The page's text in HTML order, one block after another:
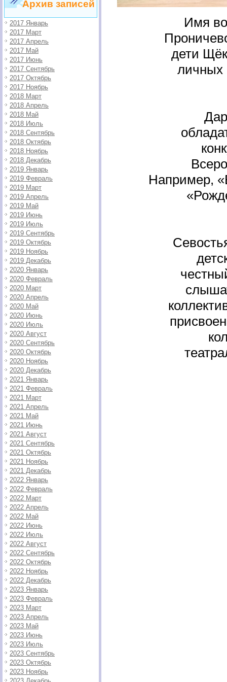
Архив записей
2017 Январь
2017 Март
2017 Апрель
2017 Май
2017 Июнь
2017 Сентябрь
2017 Октябрь
2017 Ноябрь
2018 Март
2018 Апрель
2018 Май
2018 Июль
2018 Сентябрь
2018 Октябрь
2018 Ноябрь
2018 Декабрь
2019 Январь
2019 Февраль
2019 Март
2019 Апрель
2019 Май
2019 Июнь
2019 Июль
2019 Сентябрь
2019 Октябрь
2019 Ноябрь
2019 Декабрь
2020 Январь
2020 Февраль
2020 Март
2020 Апрель
2020 Май
2020 Июнь
2020 Июль
2020 Август
2020 Сентябрь
2020 Октябрь
2020 Ноябрь
2020 Декабрь
2021 Январь
2021 Февраль
2021 Март
2021 Апрель
2021 Май
2021 Июнь
2021 Август
2021 Сентябрь
2021 Октябрь
2021 Ноябрь
2021 Декабрь
2022 Январь
2022 Февраль
2022 Март
2022 Апрель
2022 Май
2022 Июнь
2022 Июль
2022 Август
2022 Сентябрь
2022 Октябрь
2022 Ноябрь
2022 Декабрь
2023 Январь
2023 Февраль
2023 Март
2023 Апрель
2023 Май
2023 Июнь
2023 Июль
2023 Сентябрь
2023 Октябрь
2023 Ноябрь
Имя
дети
личных
Например,